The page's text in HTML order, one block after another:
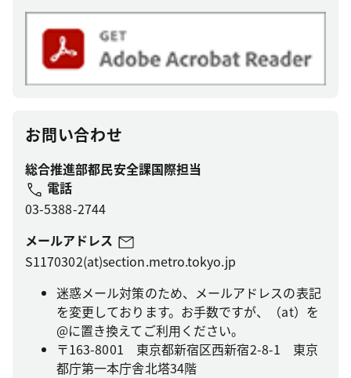
お問い合わせ
総合推進部都民安全課国際担当
電話
03-5388-2744
メールアドレス
S1170302(at)section.metro.tokyo.jp
迷惑メール対策のため、メールアドレスの表記
を変更しております。お手数ですが、（at）を
@に置き換えてご利用ください。
〒163-8001 東京都新宿区西新宿2-8-1 東京
都庁第一本庁舎北塔34階